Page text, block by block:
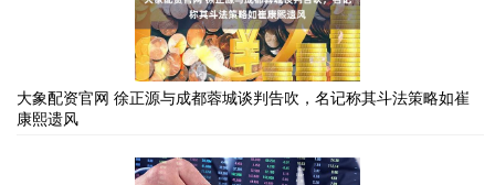
大象配资官网 徐正源与成都蓉城谈判告吹，名记称其斗法策略如崔
康熙遗风